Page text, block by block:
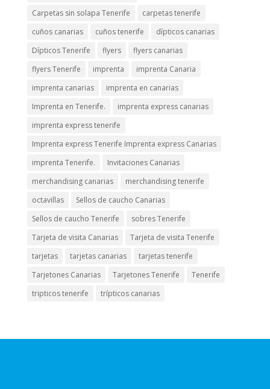
Carpetas sin solapa Tenerife
carpetas tenerife
cuños canarias
cuños tenerife
dípticos canarias
Dípticos Tenerife
flyers
flyers canarias
flyers Tenerife
imprenta
imprenta Canaria
imprenta canarias
imprenta en canarias
Imprenta en Tenerife.
imprenta express canarias
imprenta express tenerife
Imprenta express Tenerife Imprenta express Canarias
imprenta Tenerife.
Invitaciones Canarias
merchandising canarias
merchandising tenerife
octavillas
Sellos de caucho Canarias
Sellos de caucho Tenerife
sobres Tenerife
Tarjeta de visita Canarias
Tarjeta de visita Tenerife
tarjetas
tarjetas canarias
tarjetas tenerife
Tarjetones Canarias
Tarjetones Tenerife
Tenerife
tripticos tenerife
trípticos canarias